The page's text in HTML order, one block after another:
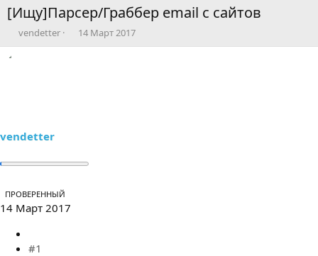
[Ищу]Парсер/Граббер email с сайтов
А
в
ы
vendetter
Д
а
14 Март 2017
vendetter
ПРОВЕРЕННЫЙ
14 Март 2017
#1